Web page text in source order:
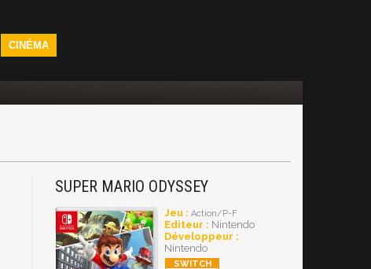
CINÉMA
SUPER MARIO ODYSSEY
Jeu : Action/P-F
Editeur : Nintendo
Développeur :
Nintendo